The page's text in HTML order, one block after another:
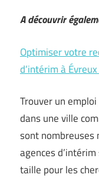
A découvrir
Optimiser votre
d’intérim à
Trouver un
dans une ville
sont nombreuses
agences
taille pour les